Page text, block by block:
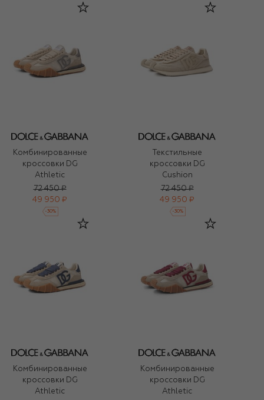
Комбинированные
кроссовки DG
Athletic
72 450 ₽
49 950 ₽
-30%
Текстильные
кроссовки DG
Cushion
72 450 ₽
49 950 ₽
-30%
Комбинированные
кроссовки DG
Athletic
Комбинированные
кроссовки DG
Athletic